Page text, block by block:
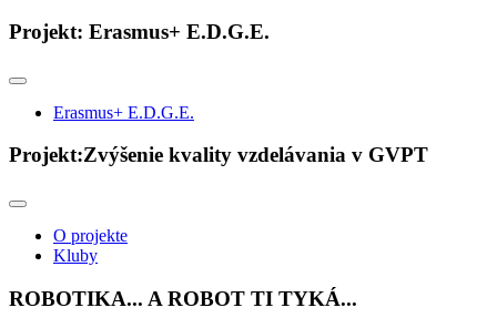
Projekt: Erasmus+ E.D.G.E.
Erasmus+ E.D.G.E.
Projekt:Zvýšenie kvality vzdelávania v GVPT
O projekte
Kluby
ROBOTIKA... A ROBOT TI TYKÁ...